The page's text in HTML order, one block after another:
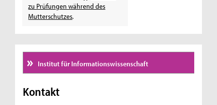
zu Prüfungen während des
Mutterschutzes.
Institut für Informationswissenschaft
Kontakt